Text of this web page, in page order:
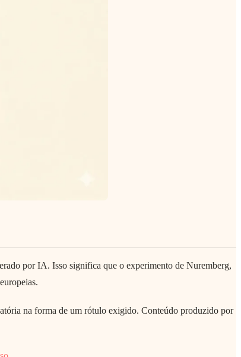
por IA. Isso significa que o experimento de Nuremberg,
na forma de um rótulo exigido. Conteúdo produzido por